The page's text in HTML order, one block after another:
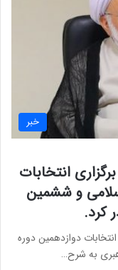
خبر
انتخابات
و ششمین
کرد.
دوازدهمین دوره
به شرح…